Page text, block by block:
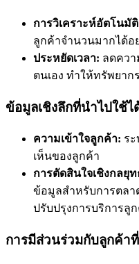
การวิเคราะห์อัตโนมั
ลูกค้าจำนวนมากได้อ
ประหยัดเวลา: ลดควา
ตนเอง ทำให้ทรัพยาก
ข้อมูลเชิงลึกที่นำไปใช้ไ
ความเข้าใจลูกค้า: ร
เห็นของลูกค้า
การตัดสินใจเชิงกลยุท
ข้อมูลสำหรับการตล
ปรับปรุงการบริการลู
การมีส่วนร่วมกับลูกค้า